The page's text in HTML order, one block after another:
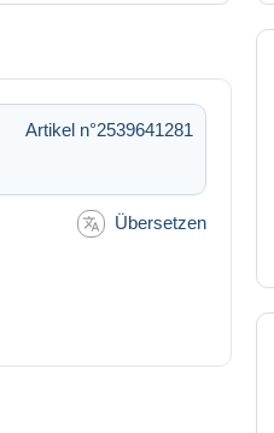
Artikel n°2539641281
Übersetzen